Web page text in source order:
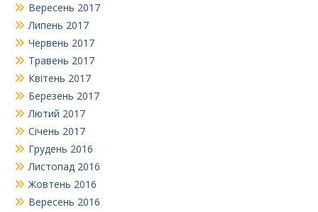
Вересень 2017
Липень 2017
Червень 2017
Травень 2017
Квітень 2017
Березень 2017
Лютий 2017
Січень 2017
Грудень 2016
Листопад 2016
Жовтень 2016
Вересень 2016